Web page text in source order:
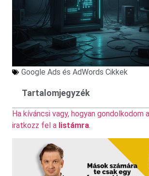
Google Ads és AdWords Cikkek
Tartalomjegyzék
Ha kíváncsi vagy, hogyan gondolkodom
iratkozz fel a listámra.